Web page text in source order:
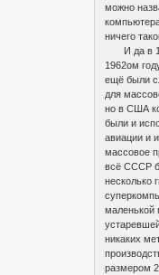
можно
ничего
И да в
1962ом
ещё были
для
но в США
были и
авиации и
массовое
всё СССР
несколько
маленькой
никаких
размером